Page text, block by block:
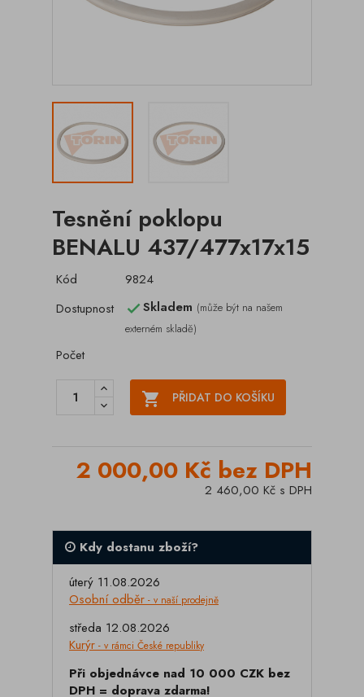
Tesnění poklopu
BENALU 437/477x17x15
Kód
9824
Dostupnost
Skladem (může být na našem
externém skladě)
Počet
 PŘIDAT DO KOŠÍKU
2 000,00 Kč bez DPH
2 460,00 Kč s DPH
Kdy dostanu zboží?
úterý 11.08.2026
Osobní odběr - v naší prodejně
středa 12.08.2026
Kurýr - v rámci České republiky
Při objednávce nad 10 000 CZK bez
DPH = doprava zdarma!